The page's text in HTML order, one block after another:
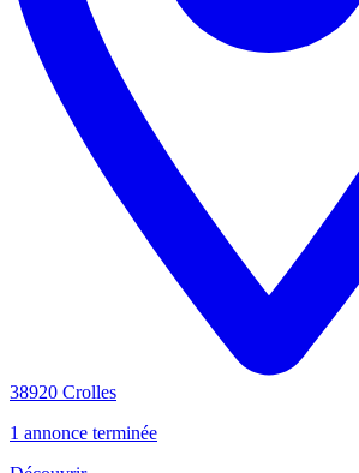
38920 Crolles
1 annonce terminée